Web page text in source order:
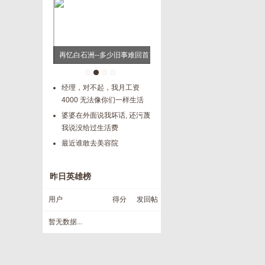
再忆白石洲--多少旧事难回首
经理，对不起，我月工资
4000 无法像你们一样生活
婆婆在外面说我坏话, 还污蔑
我说没给过生活费
最近谁敢去美容院
昨日英雄榜
用户 得分 发回帖
暂无数据...